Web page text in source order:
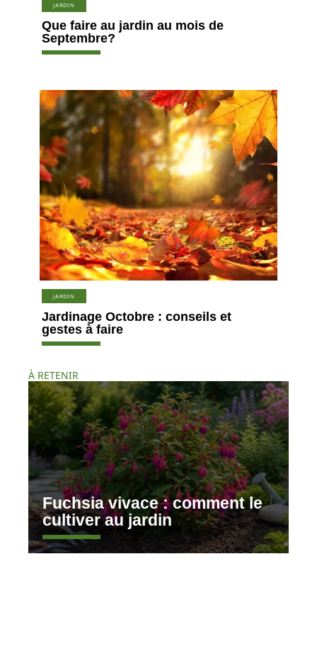
JARDIN
Que faire au jardin au mois de
Septembre?
JARDIN
Jardinage Octobre : conseils et
gestes à faire
À RETENIR
Fuchsia vivace : comment le
cultiver au jardin